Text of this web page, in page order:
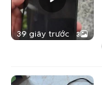
39 giây trước 3